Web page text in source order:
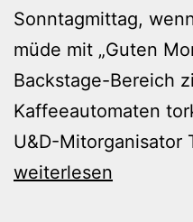
Sonntagmittag,
müde mit „Guten
Backstage-Bereich
Kaffeeautomaten
U&D-Mitorganisator
Würzmischung
weiterlesen